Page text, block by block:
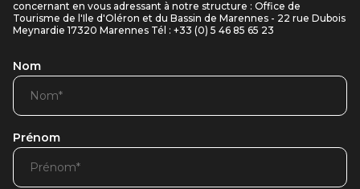
concernant en vous adressant à notre structure : Office de
Tourisme de l'Ile d'Oléron et du Bassin de Marennes - 22 rue Dubois
Meynardie 17320 Marennes Tél : +33 (0) 5 46 85 65 23
Nom
Prénom